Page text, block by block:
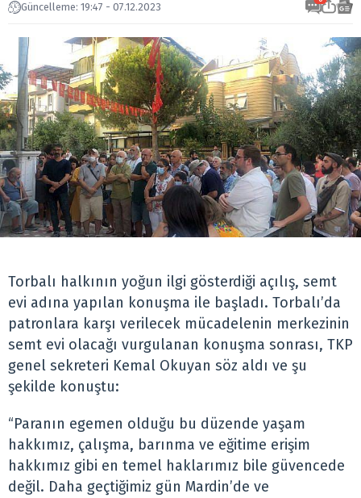
Güncelleme: 19:47 - 07.12.2023
Torbalı halkının yoğun ilgi gösterdiği açılış, semt
evi adına yapılan konuşma ile başladı. Torbalı’da
patronlara karşı verilecek mücadelenin merkezinin
semt evi olacağı vurgulanan konuşma sonrası, TKP
genel sekreteri Kemal Okuyan söz aldı ve şu
şekilde konuştu:
“Paranın egemen olduğu bu düzende yaşam
hakkımız, çalışma, barınma ve eğitime erişim
hakkımız gibi en temel haklarımız bile güvencede
değil. Daha geçtiğimiz gün Mardin’de ve